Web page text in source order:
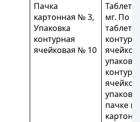
Пачка
картонная № 3,
Упаковка
контурная
ячейковая № 10
мг. По
пачке из
картона.